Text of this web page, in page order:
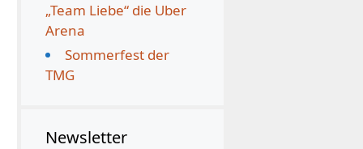
„Team Liebe“ die Uber
Arena
Sommerfest der
TMG
Newsletter